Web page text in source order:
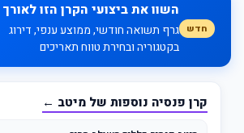
חדש
השוו את ביצועי הקרן הזו לאורך
גרף תשואה חודשי, ממוצע ענפי, דירוג
בקטגוריה ובחירת טווח תאריכים
קרן פנסיה נוספות של מיטב ←